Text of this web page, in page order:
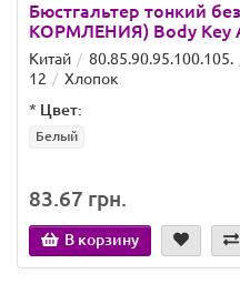
Бюстгальтер тонкий
КОРМЛЕНИЯ) Body Key
Китай 80.85.90.95.100.105.
12
Хлопок
* Цвет:
Белый
83.67 грн.
В корзину